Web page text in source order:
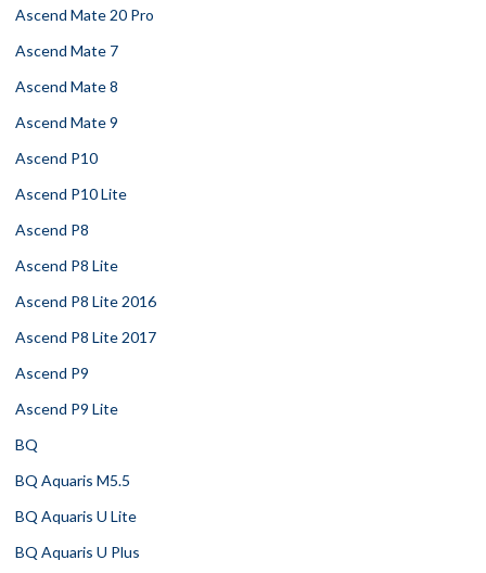
Ascend Mate 20 Pro
Ascend Mate 7
Ascend Mate 8
Ascend Mate 9
Ascend P10
Ascend P10 Lite
Ascend P8
Ascend P8 Lite
Ascend P8 Lite 2016
Ascend P8 Lite 2017
Ascend P9
Ascend P9 Lite
BQ
BQ Aquaris M5.5
BQ Aquaris U Lite
BQ Aquaris U Plus